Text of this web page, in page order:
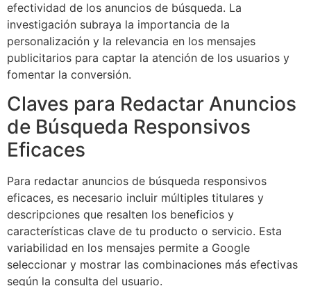
efectividad de los anuncios de búsqueda. La
investigación subraya la importancia de la
personalización y la relevancia en los mensajes
publicitarios para captar la atención de los usuarios y
fomentar la conversión.
Claves para Redactar Anuncios
de Búsqueda Responsivos
Eficaces
Para redactar anuncios de búsqueda responsivos
eficaces, es necesario incluir múltiples titulares y
descripciones que resalten los beneficios y
características clave de tu producto o servicio. Esta
variabilidad en los mensajes permite a Google
seleccionar y mostrar las combinaciones más efectivas
según la consulta del usuario.